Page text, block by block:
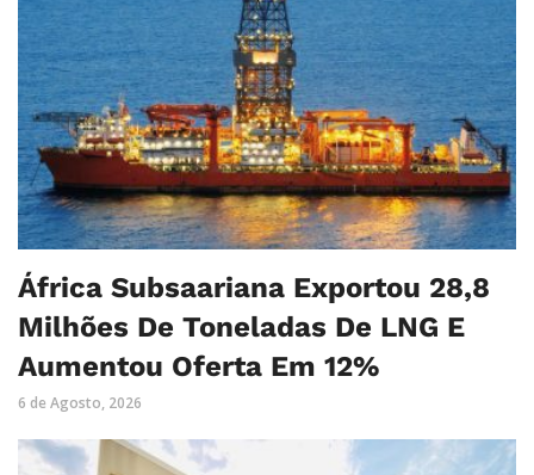
África Subsaariana Exportou 28,8
Milhões De Toneladas De LNG E
Aumentou Oferta Em 12%
6 de Agosto, 2026